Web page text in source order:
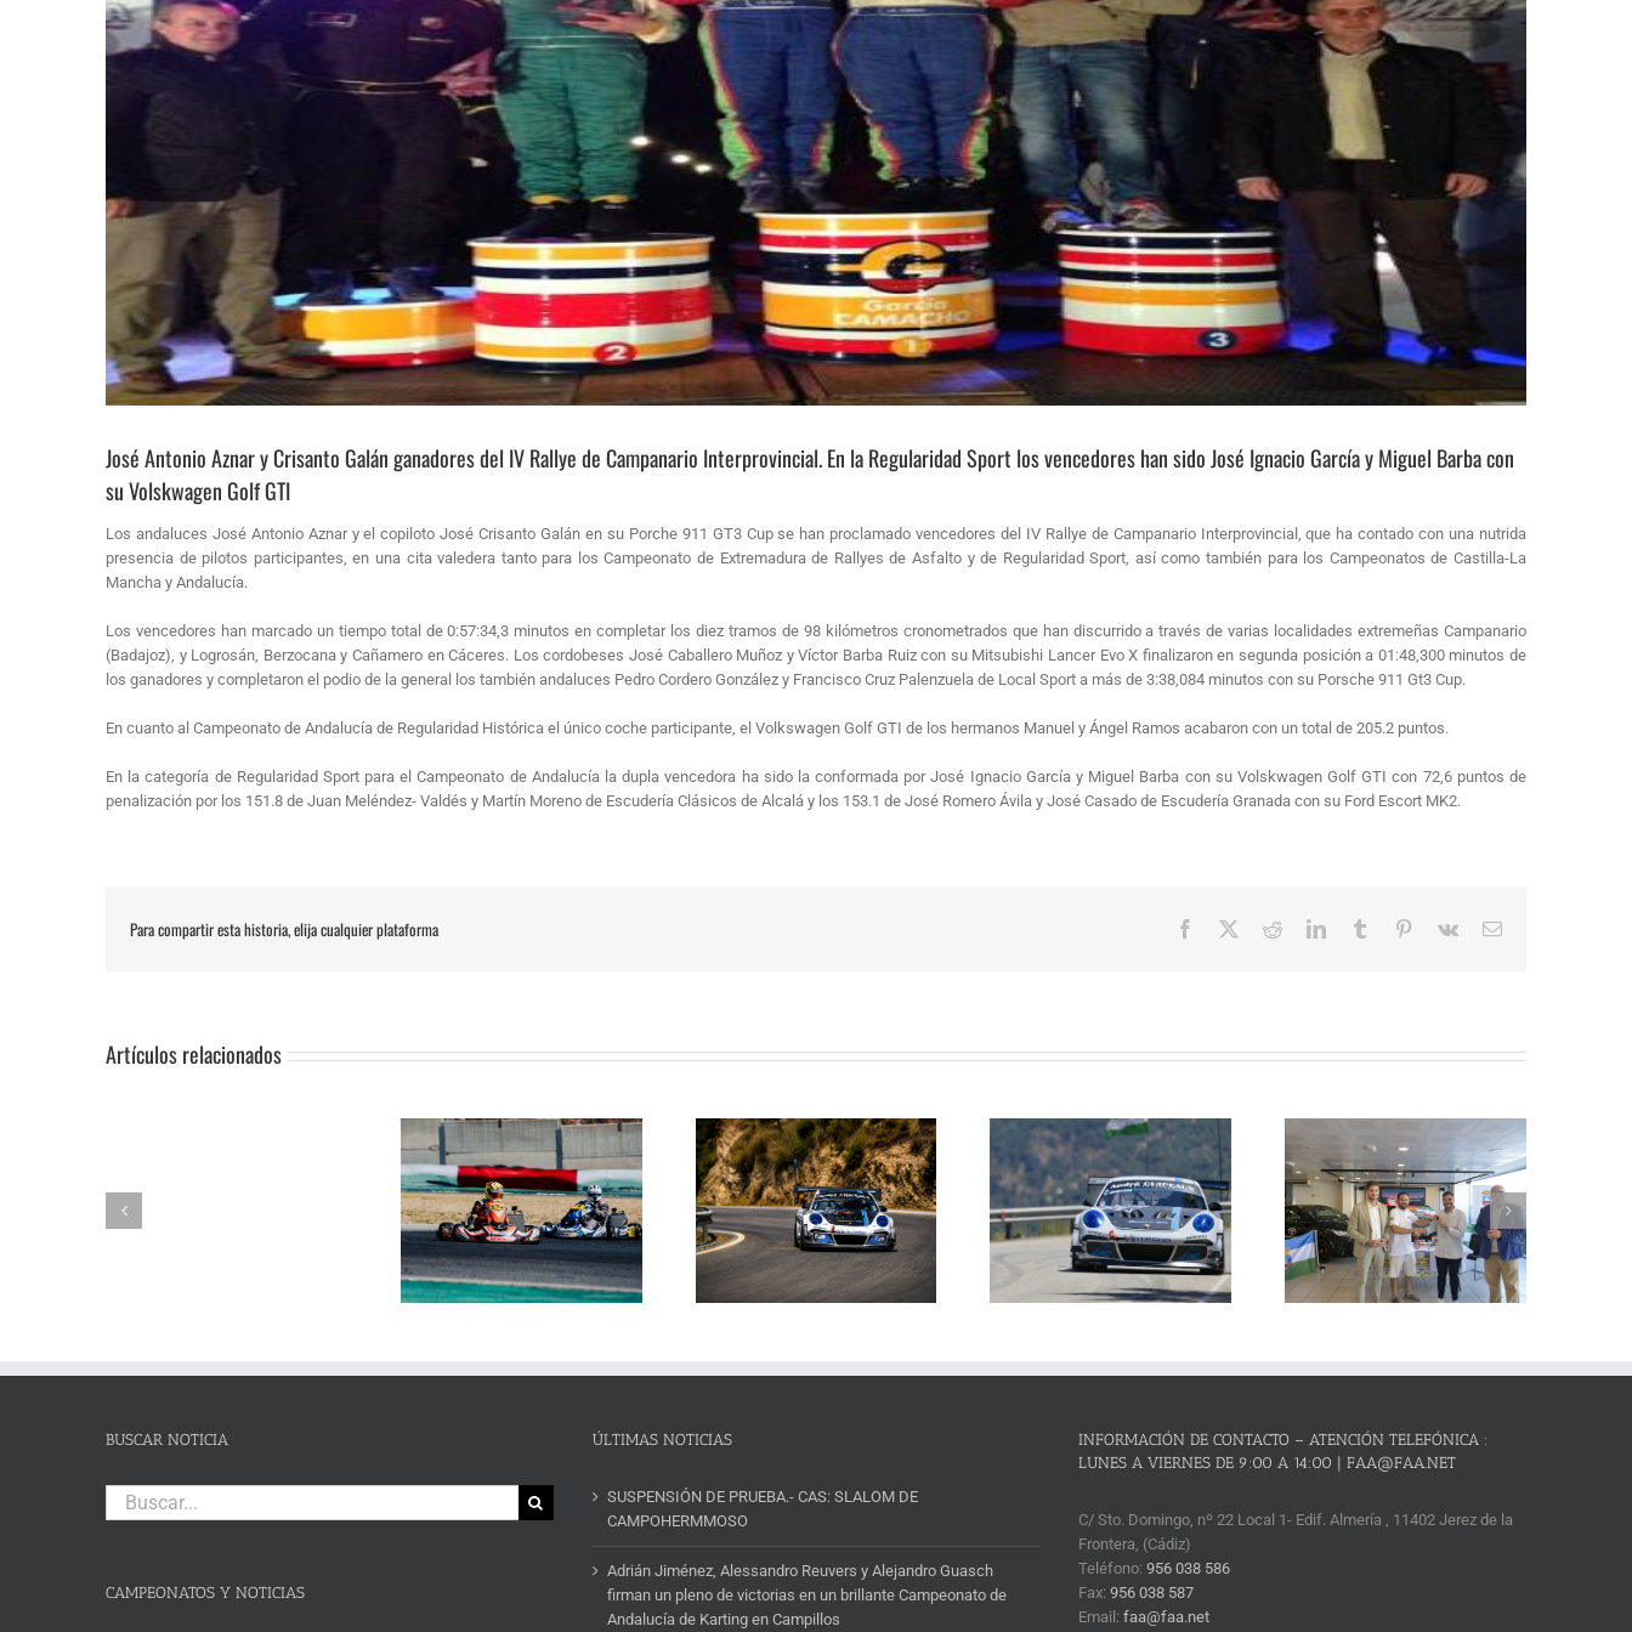
José Antonio Aznar y Crisanto Galán ganadores del IV Rallye de Campanario Interprovincial. En la Regularidad Sport los vencedores han sido José Ignacio García y Miguel Barba con
su Volskwagen Golf GTI
Los andaluces José Antonio Aznar y el copiloto José Crisanto Galán en su Porche 911 GT3 Cup se han proclamado vencedores del IV Rallye de Campanario Interprovincial, que ha contado con una nutrida
presencia de pilotos participantes, en una cita valedera tanto para los Campeonato de Extremadura de Rallyes de Asfalto y de Regularidad Sport, así como también para los Campeonatos de Castilla-La
Mancha y Andalucía.
Los vencedores han marcado un tiempo total de 0:57:34,3 minutos en completar los diez tramos de 98 kilómetros cronometrados que han discurrido a través de varias localidades extremeñas Campanario
(Badajoz), y Logrosán, Berzocana y Cañamero en Cáceres. Los cordobeses José Caballero Muñoz y Víctor Barba Ruiz con su Mitsubishi Lancer Evo X finalizaron en segunda posición a 01:48,300 minutos de
los ganadores y completaron el podio de la general los también andaluces Pedro Cordero González y Francisco Cruz Palenzuela de Local Sport a más de 3:38,084 minutos con su Porsche 911 Gt3 Cup.
En cuanto al Campeonato de Andalucía de Regularidad Histórica el único coche participante, el Volkswagen Golf GTI de los hermanos Manuel y Ángel Ramos acabaron con un total de 205.2 puntos.
En la categoría de Regularidad Sport para el Campeonato de Andalucía la dupla vencedora ha sido la conformada por José Ignacio García y Miguel Barba con su Volskwagen Golf GTI con 72,6 puntos de
penalización por los 151.8 de Juan Meléndez- Valdés y Martín Moreno de Escudería Clásicos de Alcalá y los 153.1 de José Romero Ávila y José Casado de Escudería Granada con su Ford Escort MK2.
Para compartir esta historia, elija cualquier plataforma Facebook RedditLinkedInTumblr Pinterest
Vk
Correo
Artículos relacionados
Humberto Janssens conquista la
Subida al Cerro de los Cañones
de Lanjarón 2026 en un brillante
fin de semana de automovilismo
La Subida al Cerro de los
Cañones levanta hoy el telón con
un cartel de lujo
La Subida al Cerro de los
Cañones – Lanjarón 2026 se
presenta con lleno absoluto de
inscritos y el reto de revalidar su
condición de mejor prueba
andaluza de montaña
BUSCAR NOTICIA
Buscar:
CAMPEONATOS Y NOTICIAS
ÚLTIMAS NOTICIAS
SUSPENSIÓN DE PRUEBA.- CAS: SLALOM DE
CAMPOHERMMOSO
Adrián Jiménez, Alessandro Reuvers y Alejandro Guasch
firman un pleno de victorias en un brillante Campeonato de
Andalucía de Karting en Campillos
INFORMACIÓN DE CONTACTO – ATENCIÓN TELEFÓNICA :
LUNES A VIERNES DE 9:00 A 14:00 | FAA@FAA.NET
C/ Sto. Domingo, nº 22 Local 1- Edif. Almería , 11402 Jerez de la
Frontera, (Cádiz)
Teléfono:956 038 586
Fax:956 038 587
Email:faa@faa.net